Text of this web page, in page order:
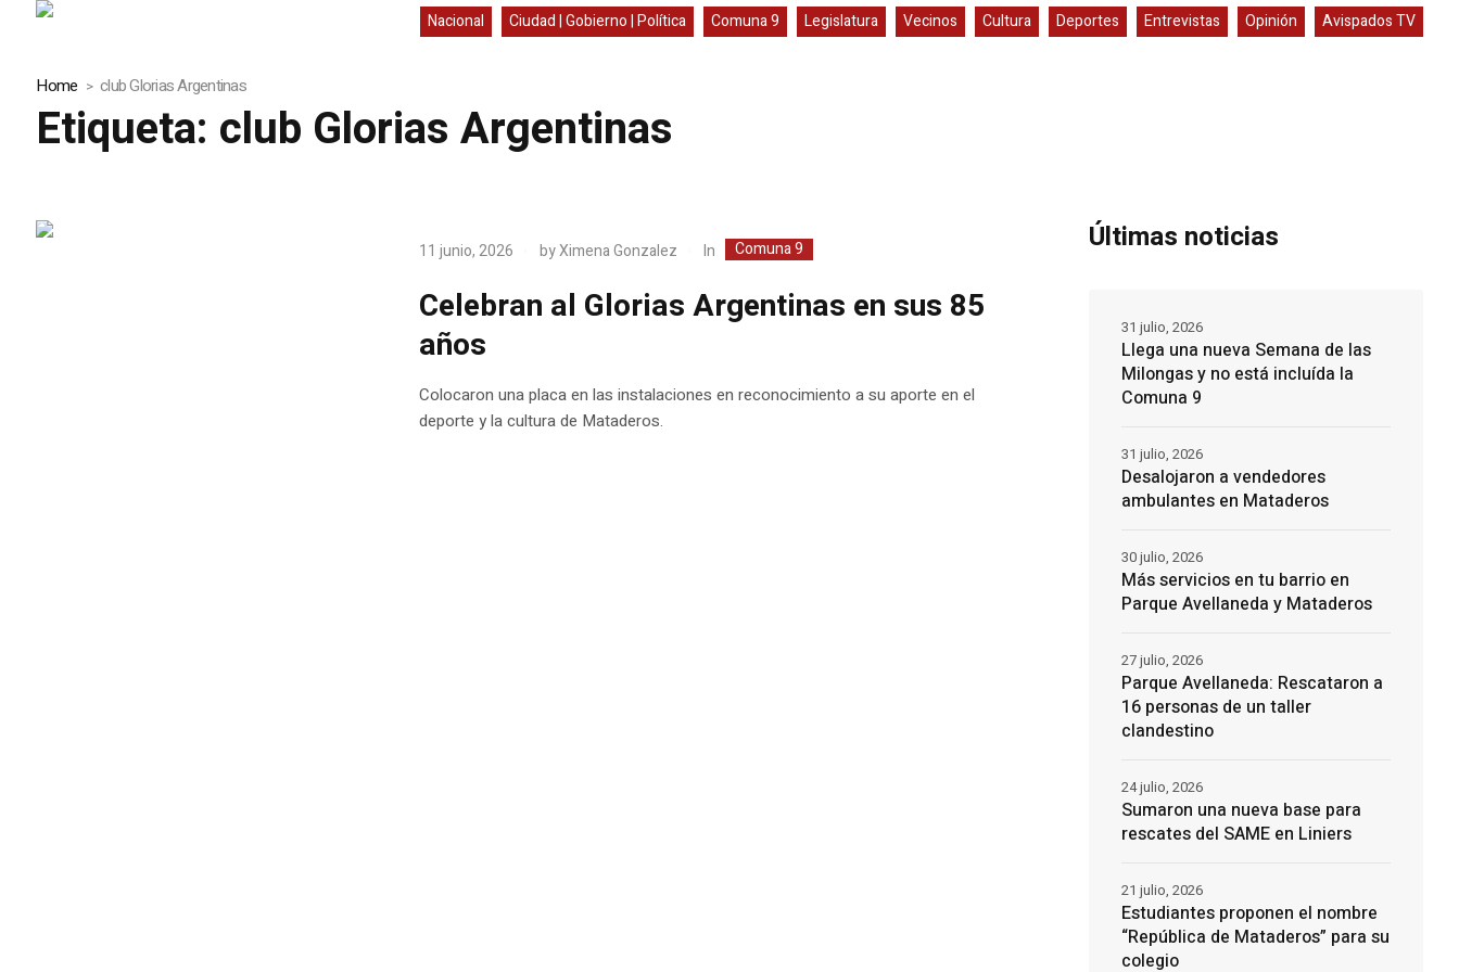
Nacional Ciudad | Gobierno | Política Comuna 9 Legislatura Vecinos Cultura Deportes Entrevistas Opinión Avispados TV
Home club Glorias Argentinas
Etiqueta: club Glorias Argentinas
11 junio, 2026 byXimena Gonzalez In Comuna 9
Celebran al Glorias Argentinas en sus 85
años
Colocaron una placa en las instalaciones en reconocimiento a su aporte en el
deporte y la cultura de Mataderos.
Últimas noticias
Llega una nueva Semana de las
Milongas y no está incluída la
Comuna 9
31 julio, 2026
Desalojaron a vendedores
ambulantes en Mataderos
31 julio, 2026
Más servicios en tu barrio en
Parque Avellaneda y Mataderos
30 julio, 2026
Parque Avellaneda: Rescataron a
16 personas de un taller
clandestino
27 julio, 2026
Sumaron una nueva base para
rescates del SAME en Liniers
24 julio, 2026
Estudiantes proponen el nombre
“República de Mataderos” para su
colegio
21 julio, 2026